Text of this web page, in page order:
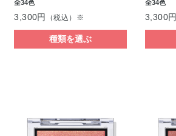
全34色
3,300円 （税込）※
種類を選ぶ
全34色
3,300円